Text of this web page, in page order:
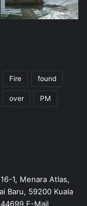
Fire found
over PM
1, Menara Atlas,
Baru, 59200 Kuala
E-Mail